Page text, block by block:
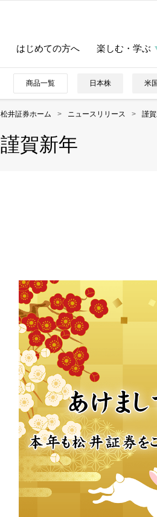
はじめての方へ 楽しむ・学ぶ
商品一覧 日本株 米
松井証券ホーム > ニュースリリース > 謹
謹賀新年